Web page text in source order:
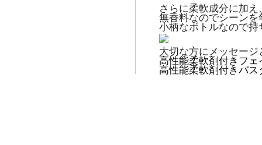
さらに柔軟成分に加
無香料なのでシーン
小柄なボトルなので
大切な方にメッセー
高性能柔軟剤付きフ
高性能柔軟剤付きバ